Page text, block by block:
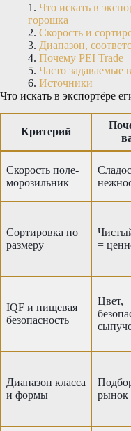
Что искать в
горошка
Скорость и
Диапазон,
Почему PEI Trade
Часто задаваемые
Источники
Что искать в экспортёре
Критерий
Скорость поле-
морозильник
Сортировка по
размеру
=
IQF и пищевая
безопасность
Цвет,
Диапазон класса
и формы
рынок